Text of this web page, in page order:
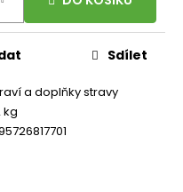
a doplňky stravy
kg
Sdílet